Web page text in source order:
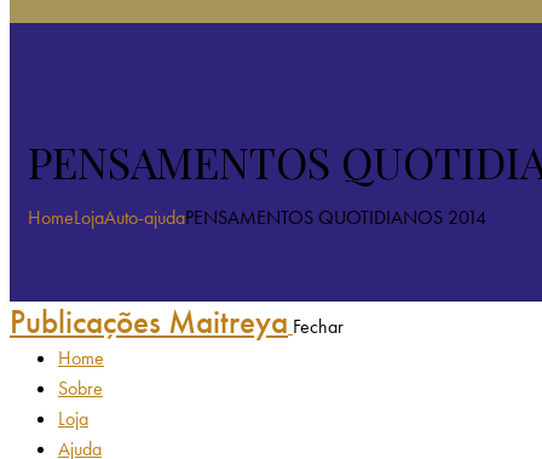
PENSAMENTOS
HomeLojaAuto-ajudaPENSAMENTOS QUOTIDIANOS 2014
Publicações Maitreya Fechar
Home
Sobre
Loja
Ajuda